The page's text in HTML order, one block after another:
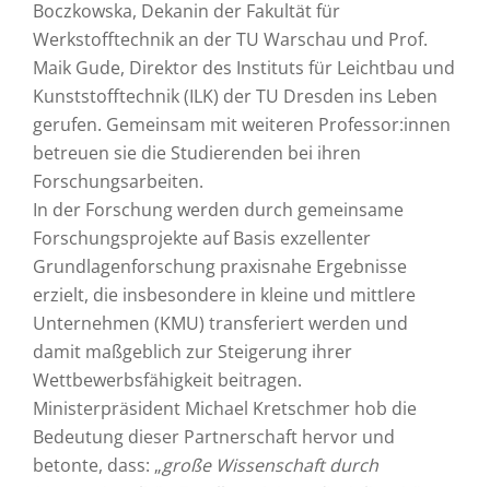
Boczkowska, Dekanin der Fakultät für
Werkstofftechnik an der TU Warschau und Prof.
Maik Gude, Direktor des Instituts für Leichtbau und
Kunststofftechnik (ILK) der TU Dresden ins Leben
gerufen. Gemeinsam mit weiteren Professor:innen
betreuen sie die Studierenden bei ihren
Forschungsarbeiten.
In der Forschung werden durch gemeinsame
Forschungsprojekte auf Basis exzellenter
Grundlagenforschung praxisnahe Ergebnisse
erzielt, die insbesondere in kleine und mittlere
Unternehmen (KMU) transferiert werden und
damit maßgeblich zur Steigerung ihrer
Wettbewerbsfähigkeit beitragen.
Ministerpräsident Michael Kretschmer hob die
Bedeutung dieser Partnerschaft hervor und
betonte, dass: „große Wissenschaft durch